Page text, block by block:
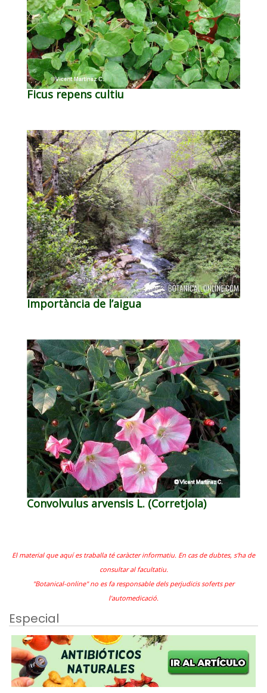
Ficus repens cultiu
Importància de l’aigua
Convolvulus arvensis L. (Corretjola)
El material que aquí es traballa té caràcter informatiu. En cas de dubtes, s'ha de
consultar al facultatiu.
"Botanical-online" no es fa responsable dels perjudicis soferts per
l'automedicació.
Especial